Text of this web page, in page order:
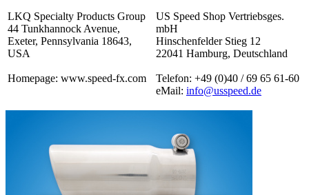
LKQ Specialty Products Group
44 Tunkhannock Avenue,
Exeter, Pennsylvania 18643,
USA
Homepage: www.speed-fx.com
US Speed Shop Vertriebsges.
mbH
Hinschenfelder Stieg 12
22041 Hamburg, Deutschland
Telefon: +49 (0)40 / 69 65 61-60
eMail: info@usspeed.de